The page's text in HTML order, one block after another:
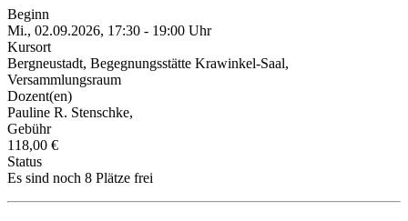
Beginn
Mi., 02.09.2026, 17:30 - 19:00 Uhr
Kursort
Bergneustadt, Begegnungsstätte Krawinkel-Saal,
Versammlungsraum
Dozent(en)
Pauline R. Stenschke,
Gebühr
118,00 €
Status
Es sind noch 8 Plätze frei